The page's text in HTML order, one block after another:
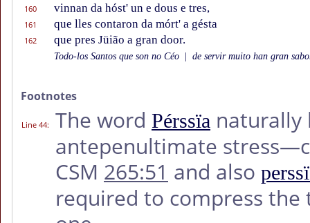
160 vinnan da hóst' un e dous e tres,
161 que lles contaron da mórt' a gésta
162 que pres Jüião a gran door.
Todo-los Santos que son no Céo de servir muito han gran
Footnotes
Line 44: The word Pérssïa naturally
antepenultimate
CSM 265:51 and also
required to compress